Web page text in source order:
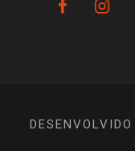
DESENVOLVIDO